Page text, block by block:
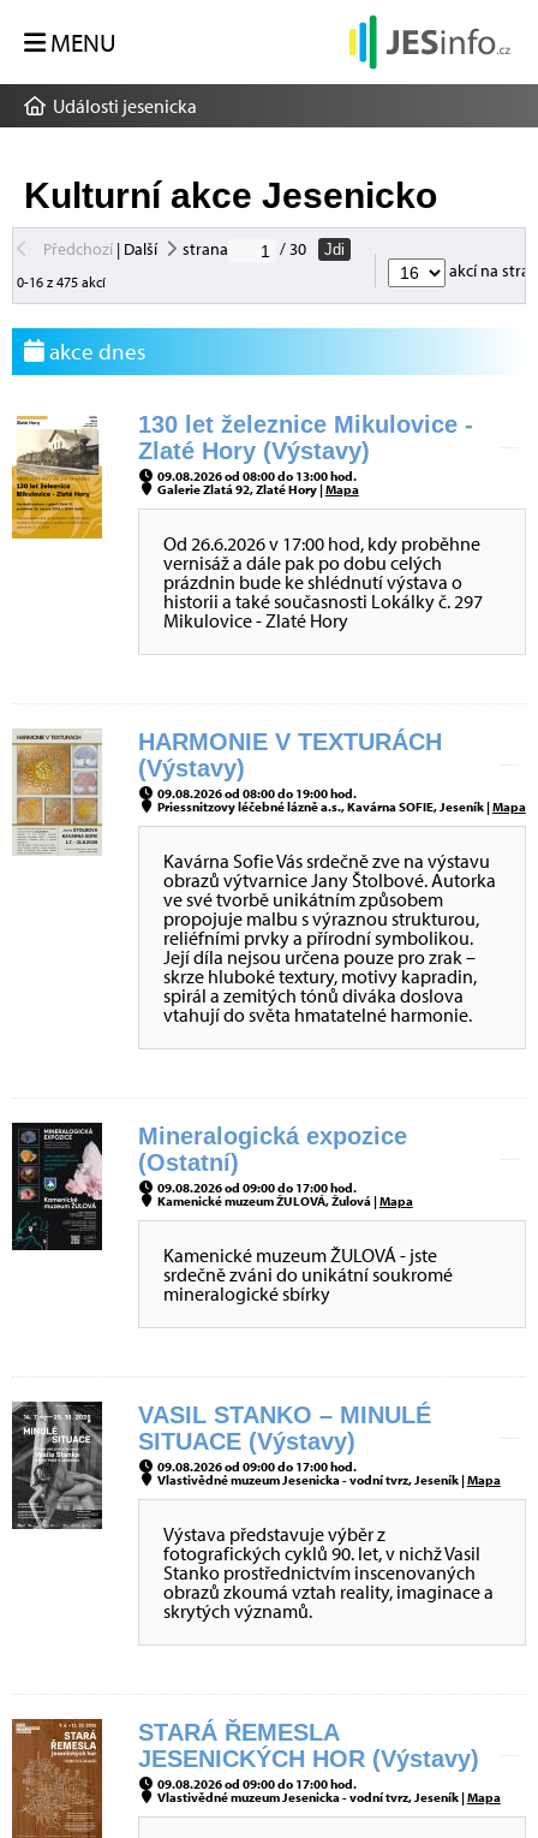
MENU
Události jesenicka
Kulturní akce Jesenicko
Předchozí| Další strana / 30
Jdi
0-16 z 475 akcí
akcí na
akce dnes
130 let železnice Mikulovice -
Zlaté Hory (Výstavy)
09.08.2026 od 08:00 do 13:00 hod.
Galerie Zlatá 92, Zlaté Hory |Mapa
Od 26.6.2026 v 17:00 hod, kdy proběhne
vernisáž a dále pak po dobu celých
prázdnin bude ke shlédnutí výstava o
historii a také současnosti Lokálky č. 297
Mikulovice - Zlaté Hory
HARMONIE V TEXTURÁCH
(Výstavy)
09.08.2026 od 08:00 do 19:00 hod.
Priessnitzovy léčebné lázně a.s., Kavárna SOFIE, Jeseník |Mapa
Kavárna Sofie Vás srdečně zve na výstavu
obrazů výtvarnice Jany Štolbové. Autorka
ve své tvorbě unikátním způsobem
propojuje malbu s výraznou strukturou,
reliéfními prvky a přírodní symbolikou.
Její díla nejsou určena pouze pro zrak –
skrze hluboké textury, motivy kapradin,
spirál a zemitých tónů diváka doslova
vtahují do světa hmatatelné harmonie.
Mineralogická expozice
(Ostatní)
09.08.2026 od 09:00 do 17:00 hod.
Kamenické muzeum ŽULOVÁ, Žulová |Mapa
Kamenické muzeum ŽULOVÁ - jste
srdečně zváni do unikátní soukromé
mineralogické sbírky
VASIL STANKO – MINULÉ
SITUACE (Výstavy)
09.08.2026 od 09:00 do 17:00 hod.
Vlastivědné muzeum Jesenicka - vodní tvrz, Jeseník |Mapa
Výstava představuje výběr z
fotografických cyklů 90. let, v nichž Vasil
Stanko prostřednictvím inscenovaných
obrazů zkoumá vztah reality, imaginace a
skrytých významů.
STARÁ ŘEMESLA
JESENICKÝCH HOR (Výstavy)
09.08.2026 od 09:00 do 17:00 hod.
Vlastivědné muzeum Jesenicka - vodní tvrz, Jeseník |Mapa